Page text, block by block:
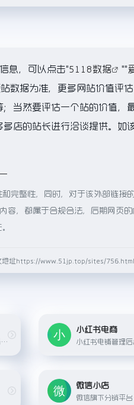
息，可以点击"5118数据 ""
数据为准，更多网站价值评
当然要评估一个站的价值，
店的站长进行洽谈提供。如
完整性，同时，对于该外部链接
容，都属于合规合法，后期网页
地址https://www.51jp.top/sites/
抖音生活服务官方提供的商家经营平台
小红书电商
小红书电铺管理
微信小店
微信旗下分销平台